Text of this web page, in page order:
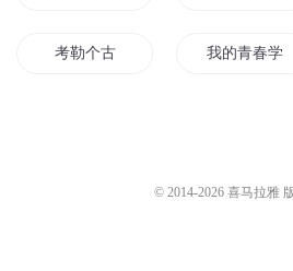
考勒个古 我的青春学
© 2014-2026 喜马拉雅